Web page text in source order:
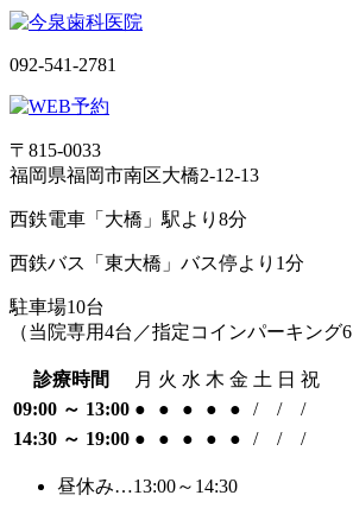
092-541-2781
〒815-0033
福岡県福岡市南区大橋2-12-13
西鉄電車「大橋」駅より8分
西鉄バス「東大橋」バス停より1分
駐車場10台
（当院専用4台／指定コインパーキング6
診療時間 月 火 水 木 金 土 日 祝
09:00 ～ 13:00 ● ● ● ● ● / /
/
14:30 ～ 19:00 ● ● ● ● ● / / /
昼休み…13:00～14:30